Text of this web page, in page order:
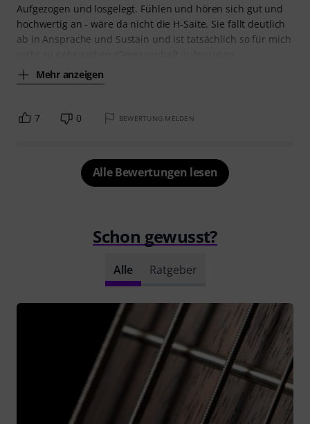
Aufgezogen und losgelegt. Fühlen und hören sich gut und
hochwertig an - wäre da nicht die H-Saite. Sie fällt deutlich
ab in Ansprache und Sustain und ist tatsächlich so für mich
Mehr anzeigen
7 0 BEWERTUNG MELDEN
Alle Bewertungen lesen
Schon gewusst?
Alle Ratgeber